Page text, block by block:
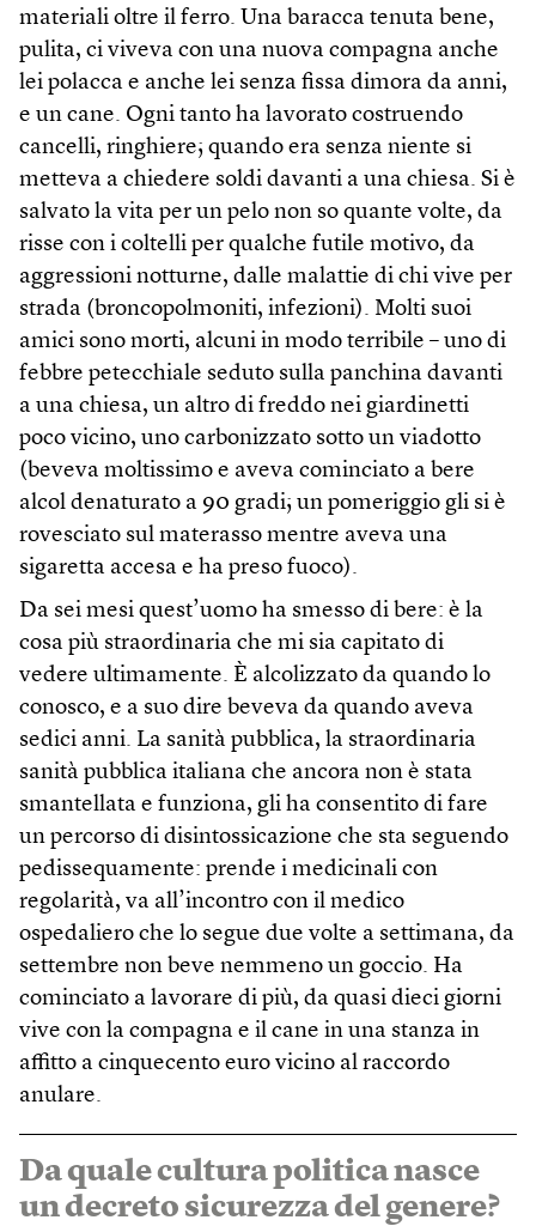
materiali oltre il ferro. Una baracca tenuta bene,
pulita, ci viveva con una nuova compagna anche
lei polacca e anche lei senza fissa dimora da anni,
e un cane. Ogni tanto ha lavorato costruendo
cancelli, ringhiere; quando era senza niente si
metteva a chiedere soldi davanti a una chiesa. Si è
salvato la vita per un pelo non so quante volte, da
risse con i coltelli per qualche futile motivo, da
aggressioni notturne, dalle malattie di chi vive per
strada (broncopolmoniti, infezioni). Molti suoi
amici sono morti, alcuni in modo terribile – uno di
febbre petecchiale seduto sulla panchina davanti
a una chiesa, un altro di freddo nei giardinetti
poco vicino, uno carbonizzato sotto un viadotto
(beveva moltissimo e aveva cominciato a bere
alcol denaturato a 90 gradi; un pomeriggio gli si è
rovesciato sul materasso mentre aveva una
sigaretta accesa e ha preso fuoco).
Da sei mesi quest’uomo ha smesso di bere: è la
cosa più straordinaria che mi sia capitato di
vedere ultimamente. È alcolizzato da quando lo
conosco, e a suo dire beveva da quando aveva
sedici anni. La sanità pubblica, la straordinaria
sanità pubblica italiana che ancora non è stata
smantellata e funziona, gli ha consentito di fare
un percorso di disintossicazione che sta seguendo
pedissequamente: prende i medicinali con
regolarità, va all’incontro con il medico
ospedaliero che lo segue due volte a settimana, da
settembre non beve nemmeno un goccio. Ha
cominciato a lavorare di più, da quasi dieci giorni
vive con la compagna e il cane in una stanza in
affitto a cinquecento euro vicino al raccordo
anulare.
Da quale cultura politica nasce
un decreto sicurezza del genere?